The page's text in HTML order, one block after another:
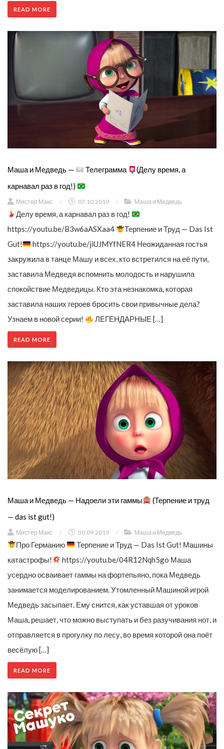
READ MORE
Маша и Медведь — Телеграмма
(Делу время, а
карнавал раз в год!)
Мистер Макс / 07.10.2019 / Маша и Медведь
Делу время, а карнавал раз в год!
https://youtu.be/B3w6aASXaa4
Терпение и Труд — Das Ist
Gut!
https://youtu.be/jiUJMYfNER4 Неожиданная гостья
закружила в танце Машу и всех, кто встретился на её пути,
заставила Медведя вспомнить молодость и нарушила
спокойствие Медведицы. Кто эта незнакомка, которая
заставила наших героев бросить свои привычные дела?
Узнаем в новой серии!
ЛЕГЕНДАРНЫЕ […]
READ MORE
Маша и Медведь — Надоели эти гаммы
(Терпение и труд
— das ist gut!)
Мистер Макс / 30.09.2019 / Маша и Медведь
Про Германию
Терпение и Труд — Das Ist Gut! Машины
катастрофы!
https://youtu.be/04R12Nqh5go Маша
усердно осваивает гаммы на фортепьяно, пока Медведь
занимается моделированием. Утомленный Машиной игрой
Медведь засыпает. Ему снится, как уставшая от уроков
Маша, решает, что можно выступать и без разучивания нот, и
отправляется в прогулку по лесу, во время которой она поёт
весёлую […]
READ MORE